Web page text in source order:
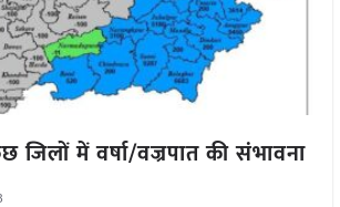
में वर्षा/वज्रपात की संभावना